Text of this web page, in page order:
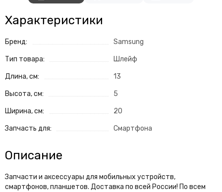
Характеристики
Бренд: Samsung
Тип товара: Шлейф
Длина, см: 13
Высота, см: 5
Ширина, см: 20
Запчасть для: Смартфона
Описание
Запчасти и аксессуары для мобильных устройств,
смартфонов, планшетов. Доставка по всей России! По всем